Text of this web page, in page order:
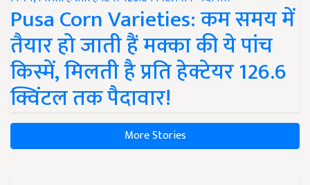
Pusa Corn Varieties: कम समय में
तैयार हो जाती हैं मक्का की ये पांच
किस्में, मिलती है प्रति हेक्टेयर 126.6
क्विंटल तक पैदावार!
More Stories